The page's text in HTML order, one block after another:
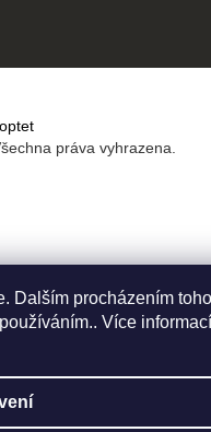
Dalším procházením
Více informací
práva vyhrazena.